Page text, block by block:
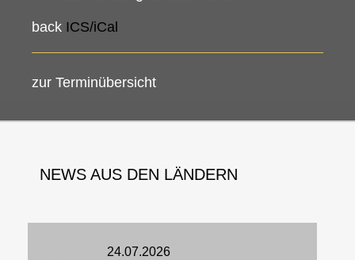
back ICS/iCal
zur Terminübersicht
NEWS AUS DEN LÄNDERN
24.07.2026